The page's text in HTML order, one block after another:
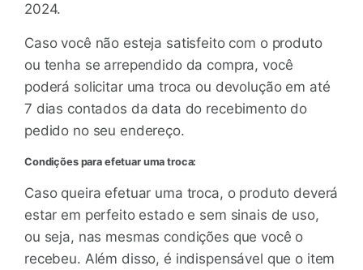
2024.
Caso você não esteja satisfeito com o produto
ou tenha se arrependido da compra, você
poderá solicitar uma troca ou devolução em até
7 dias contados da data do recebimento do
pedido no seu endereço.
Condições para efetuar uma troca:
Caso queira efetuar uma troca, o produto deverá
estar em perfeito estado e sem sinais de uso,
ou seja, nas mesmas condições que você o
recebeu. Além disso, é indispensável que o item